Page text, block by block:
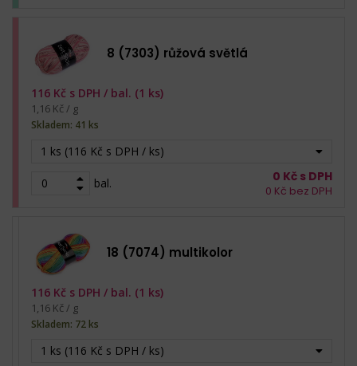
8 (7303) růžová světlá
1 ks (116 Kč s DPH / ks)
bal.
116 Kč s DPH / bal. (1 ks)
1,16 Kč / g
Skladem: 41 ks
0 Kč s DPH
0 Kč bez DPH
18 (7074) multikolor
1 ks (116 Kč s DPH / ks)
116 Kč s DPH / bal. (1 ks)
1,16 Kč / g
Skladem: 72 ks